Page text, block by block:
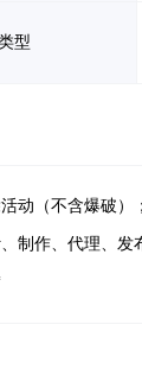
型
动（不含爆破
制作、代理、